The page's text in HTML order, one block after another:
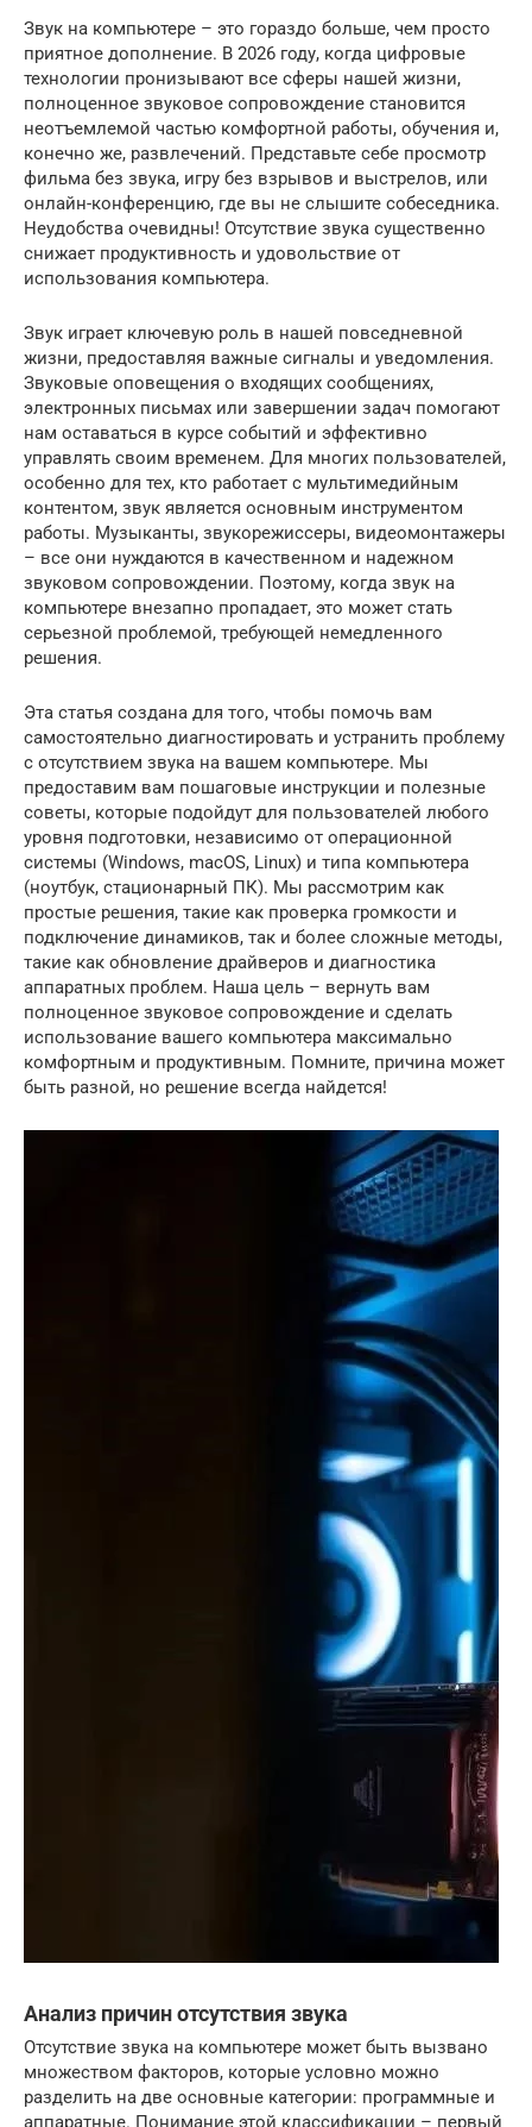
Звук на компьютере – это гораздо больше, чем просто
приятное дополнение. В 2026 году, когда цифровые
технологии пронизывают все сферы нашей жизни,
полноценное звуковое сопровождение становится
неотъемлемой частью комфортной работы, обучения и,
конечно же, развлечений. Представьте себе просмотр
фильма без звука, игру без взрывов и выстрелов, или
онлайн-конференцию, где вы не слышите собеседника.
Неудобства очевидны! Отсутствие звука существенно
снижает продуктивность и удовольствие от
использования компьютера.
Звук играет ключевую роль в нашей повседневной
жизни, предоставляя важные сигналы и уведомления.
Звуковые оповещения о входящих сообщениях,
электронных письмах или завершении задач помогают
нам оставаться в курсе событий и эффективно
управлять своим временем. Для многих пользователей,
особенно для тех, кто работает с мультимедийным
контентом, звук является основным инструментом
работы. Музыканты, звукорежиссеры, видеомонтажеры
– все они нуждаются в качественном и надежном
звуковом сопровождении. Поэтому, когда звук на
компьютере внезапно пропадает, это может стать
серьезной проблемой, требующей немедленного
решения.
Эта статья создана для того, чтобы помочь вам
самостоятельно диагностировать и устранить проблему
с отсутствием звука на вашем компьютере. Мы
предоставим вам пошаговые инструкции и полезные
советы, которые подойдут для пользователей любого
уровня подготовки, независимо от операционной
системы (Windows, macOS, Linux) и типа компьютера
(ноутбук, стационарный ПК). Мы рассмотрим как
простые решения, такие как проверка громкости и
подключение динамиков, так и более сложные методы,
такие как обновление драйверов и диагностика
аппаратных проблем. Наша цель – вернуть вам
полноценное звуковое сопровождение и сделать
использование вашего компьютера максимально
комфортным и продуктивным. Помните, причина может
быть разной, но решение всегда найдется!
Анализ причин отсутствия звука
Отсутствие звука на компьютере может быть вызвано
множеством факторов, которые условно можно
разделить на две основные категории: программные и
аппаратные. Понимание этой классификации – первый